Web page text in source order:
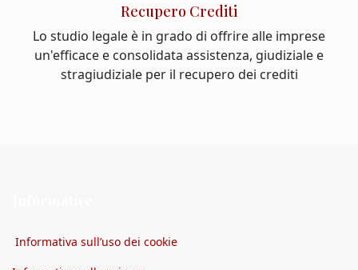
Recupero Crediti
Lo studio legale è in grado di offrire alle imprese
un'efficace e consolidata assistenza, giudiziale e
stragiudiziale per il recupero dei crediti
Informativa sull’uso dei cookie